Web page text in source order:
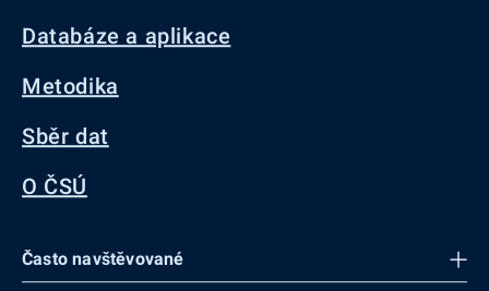
Databáze a aplikace
Metodika
Sběr dat
O ČSÚ
Často navštěvované